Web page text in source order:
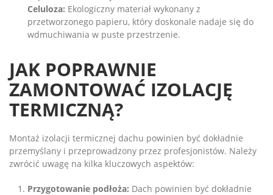
Celuloza: Ekologiczny materiał wykonany z
przetworzonego papieru, który doskonale nadaje się do
wdmuchiwania w puste przestrzenie.
JAK POPRAWNIE
ZAMONTOWAĆ IZOLACJĘ
TERMICZNĄ?
Montaż izolacji termicznej dachu powinien być dokładnie
przemyślany i przeprowadzony przez profesjonistów. Należy
zwrócić uwagę na kilka kluczowych aspektów:
Przygotowanie podłoża: Dach powinien być dokładnie